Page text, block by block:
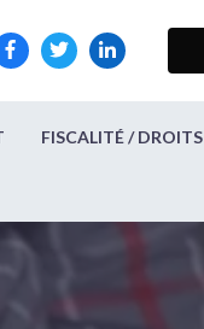
FISCALITÉ / DROITS